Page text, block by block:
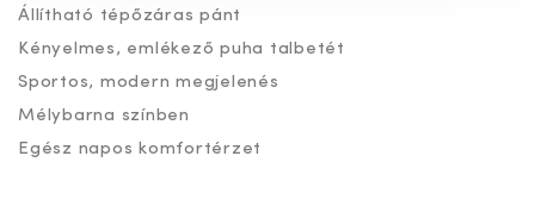
Állítható tépőzáras pánt
Kényelmes, emlékező puha talbetét
Sportos, modern megjelenés
Mélybarna színben
Egész napos komfortérzet